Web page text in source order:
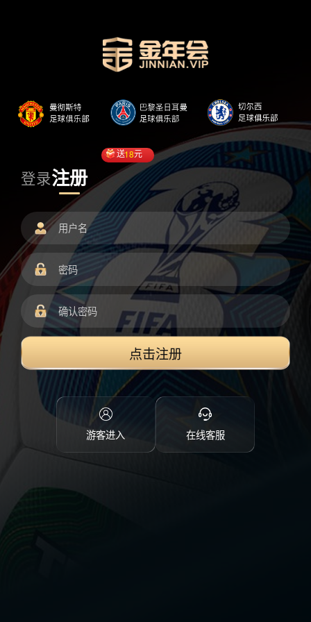
登录注册
送18元
点击注册
游客进入 在线客服